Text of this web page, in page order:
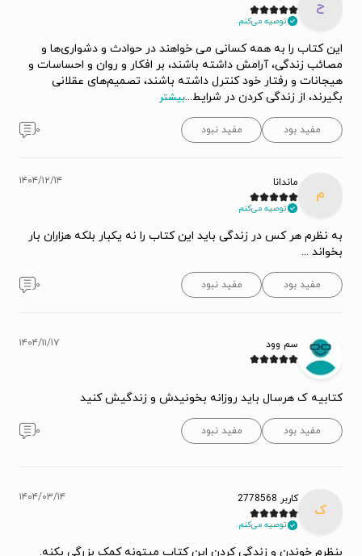
ح
توصیه می‌کنم.
این کتاب را به همه کسانی می خواهند در حوادث و دشواری‌ها و
مصائب زندگی، آرامش داشته باشند، بر افکار و روان و احساسات و
هیجانات و رفتار خود کنترل داشته باشند، تصمیم‌های عقلانی
بگیرند، از زندگی کردن در شرایط...بیشتر
مفید بود مفید نبود ۰
م
ماندانا
توصیه می‌کنم.
۱۴۰۴/۱۲/۱۴
به نظرم هر کس در زندگی باید این کتاب را نه یکبار بلکه هزاران بار
بخواند ...
مفید بود مفید نبود ۰
سم وود ۱۴۰۴/۱۱/۱۷
کتابیه ک هرسال باید روزانه بخونیدش و زندگیش کنید
مفید بود مفید نبود ۰
ک
کاربر 2778568
توصیه می‌کنم.
۱۴۰۴/۰۳/۱۴
بنظرم خوندن و زندگی کردن این کتاب میتونه کمک بزرگی بکنه.